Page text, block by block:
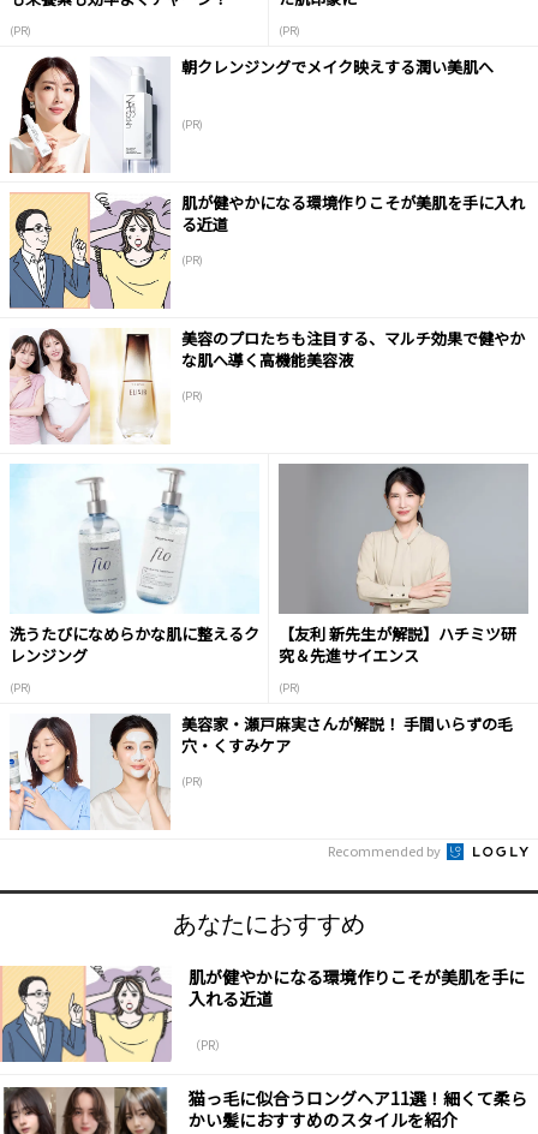
(PR) (PR)
朝クレンジングでメイク映えする潤い美肌へ
(PR)
肌が健やかになる環境作りこそが美肌を手に入れ
る近道
(PR)
美容のプロたちも注目する、マルチ効果で健やか
な肌へ導く高機能美容液
(PR)
洗うたびになめらかな肌に整えるク
レンジング
(PR)
【友利 新先生が解説】ハチミツ研
究＆先進サイエンス
(PR)
美容家・瀬戸麻実さんが解説！ 手間いらずの毛
穴・くすみケア
(PR)
Recommended by
あなたにおすすめ
肌が健やかになる環境作りこそが美肌を手に
入れる近道
（PR）
猫っ毛に似合うロングヘア11選！細くて柔ら
かい髪におすすめのスタイルを紹介